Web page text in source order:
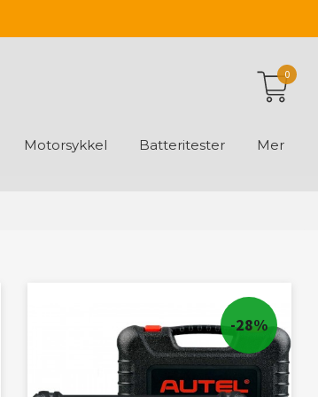
Motorsykkel Batteritester Mer
0
-28%